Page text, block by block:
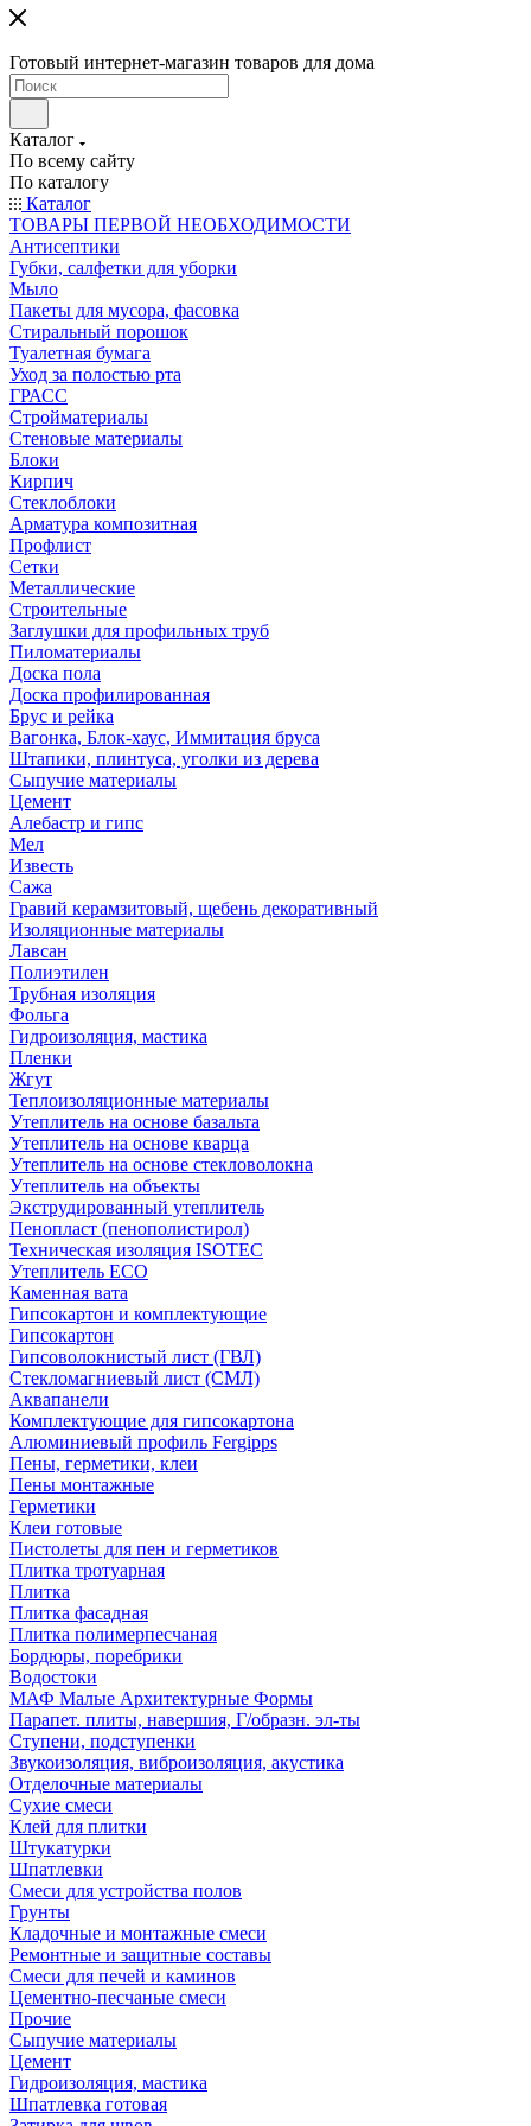
Готовый интернет-магазин товаров для дома
Каталог
По всему сайту
По каталогу
Каталог
ТОВАРЫ ПЕРВОЙ НЕОБХОДИМОСТИ
Антисептики
Губки, салфетки для уборки
Мыло
Пакеты для мусора, фасовка
Стиральный порошок
Туалетная бумага
Уход за полостью рта
ГРАСС
Стройматериалы
Стеновые материалы
Блоки
Кирпич
Стеклоблоки
Арматура композитная
Профлист
Сетки
Металлические
Строительные
Заглушки для профильных труб
Пиломатериалы
Доска пола
Доска профилированная
Брус и рейка
Вагонка, Блок-хаус, Иммитация бруса
Штапики, плинтуса, уголки из дерева
Сыпучие материалы
Цемент
Алебастр и гипс
Мел
Известь
Сажа
Гравий керамзитовый, щебень декоративный
Изоляционные материалы
Лавсан
Полиэтилен
Трубная изоляция
Фольга
Гидроизоляция, мастика
Пленки
Жгут
Теплоизоляционные материалы
Утеплитель на основе базальта
Утеплитель на основе кварца
Утеплитель на основе стекловолокна
Утеплитель на объекты
Экструдированный утеплитель
Пенопласт (пенополистирол)
Техническая изоляция ISOTEC
Утеплитель ECO
Каменная вата
Гипсокартон и комплектующие
Гипсокартон
Гипсоволокнистый лист (ГВЛ)
Стекломагниевый лист (СМЛ)
Аквапанели
Комплектующие для гипсокартона
Алюминиевый профиль Fergipps
Пены, герметики, клеи
Пены монтажные
Герметики
Клеи готовые
Пистолеты для пен и герметиков
Плитка тротуарная
Плитка
Плитка фасадная
Плитка полимерпесчаная
Бордюры, поребрики
Водостоки
МАФ Малые Архитектурные Формы
Парапет. плиты, навершия, Г/образн. эл-ты
Ступени, подступенки
Звукоизоляция, виброизоляция, акустика
Отделочные материалы
Сухие смеси
Клей для плитки
Штукатурки
Шпатлевки
Смеси для устройства полов
Грунты
Кладочные и монтажные смеси
Ремонтные и защитные составы
Смеси для печей и каминов
Цементно-песчаные смеси
Прочие
Сыпучие материалы
Цемент
Гидроизоляция, мастика
Шпатлевка готовая